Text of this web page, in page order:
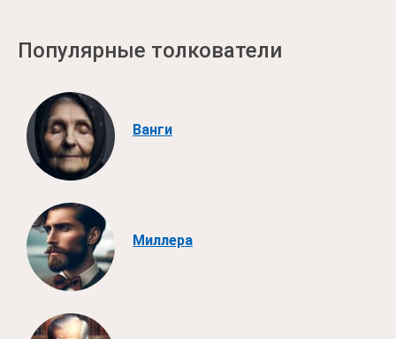
Популярные толкователи
Ванги
Миллера